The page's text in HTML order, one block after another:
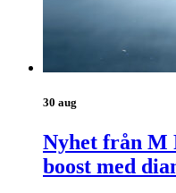
30 aug
Nyhet från M
boost med